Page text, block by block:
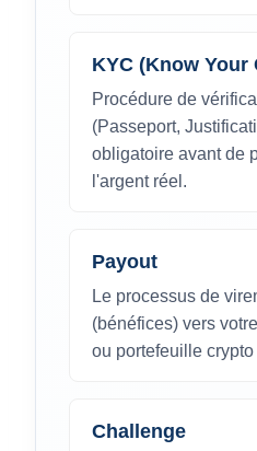
KYC (Know Your
Procédure de
(Passeport,
obligatoire avant de
l'argent réel.
Payout
Le processus de
(bénéfices) vers
ou portefeuille crypto
Challenge